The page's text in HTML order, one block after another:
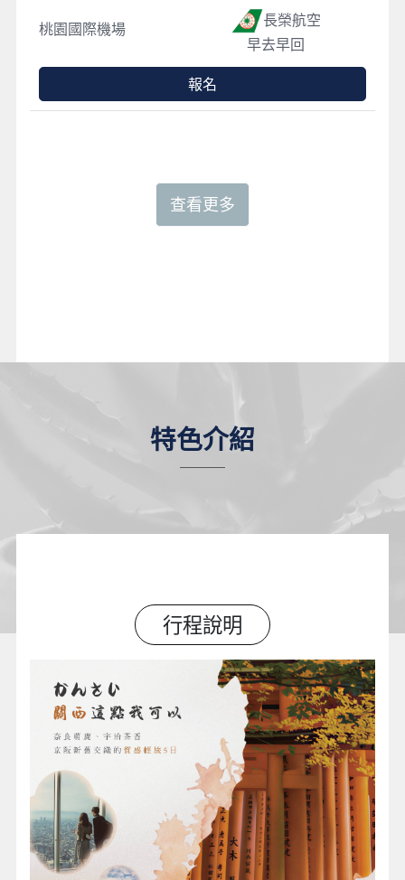
特色介紹
行程說明
桃園國際機場
長榮航空
早去早回
報名
查看更多